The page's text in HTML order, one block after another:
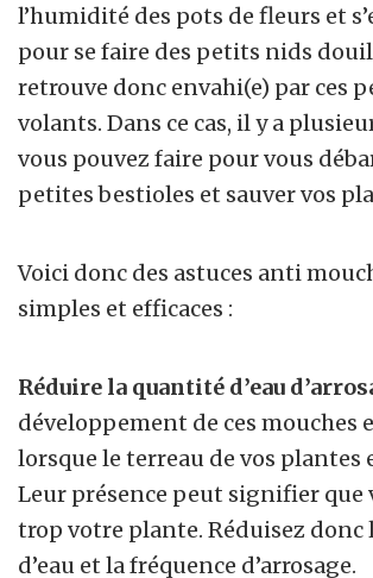
l’humidité des pots de fleurs et
pour se faire des petits nids
retrouve donc envahi(e) par ces
volants. Dans ce cas, il y a
vous pouvez faire pour vous
petites bestioles et sauver vos
Voici donc des astuces anti
simples et efficaces :
Réduire la quantité d’eau
développement de ces mouches
lorsque le terreau de vos plantes
Leur présence peut signifier que
trop votre plante. Réduisez donc
d’eau et la fréquence d’arrosage.